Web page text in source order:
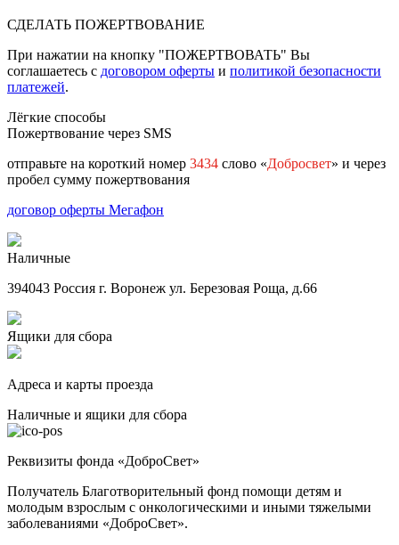
СДЕЛАТЬ ПОЖЕРТВОВАНИЕ
При нажатии на кнопку "ПОЖЕРТВОВАТЬ" Вы
соглашаетесь с договором оферты и политикой безопасности
платежей.
Лёгкие способы
Пожертвование через SMS
отправьте на короткий номер 3434 слово «Добросвет» и через
пробел сумму пожертвования
договор оферты Мегафон
Наличные
394043 Россия г. Воронеж ул. Березовая Роща, д.66
Ящики для сбора
Адреса и карты проезда
Наличные и ящики для сбора
Реквизиты фонда «ДоброСвет»
Получатель Благотворительный фонд помощи детям и
молодым взрослым с онкологическими и иными тяжелыми
заболеваниями «ДоброСвет».